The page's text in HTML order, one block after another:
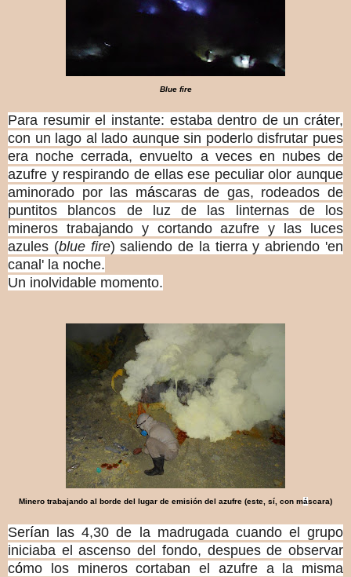
Blue fire
Para resumir el instante: estaba dentro de un cráter,
con un lago al lado aunque sin poderlo disfrutar pues
era noche cerrada, envuelto a veces en nubes de
azufre y respirando de ellas ese peculiar olor aunque
aminorado por las máscaras de gas, rodeados de
puntitos blancos de luz de las linternas de los
mineros trabajando y cortando azufre y las luces
azules (blue fire) saliendo de la tierra y abriendo 'en
canal' la noche.
Un inolvidable momento.
Minero trabajando al borde del lugar de emisión del azufre (este, sí , con máscara)
Serían las 4,30 de la madrugada cuando el grupo
iniciaba el ascenso del fondo, despues de observar
cómo los mineros cortaban el azufre a la misma